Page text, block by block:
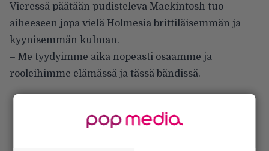
Vieressä päätään pudisteleva Mackintosh tuo
aiheeseen jopa vielä Holmesia brittiläisemmän ja
kyynisemmän kulman.
– Me tyydyimme aika nopeasti osaamme ja
rooleihimme elämässä ja tässä bändissä.